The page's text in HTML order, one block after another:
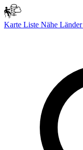
Karte Liste Nähe Länder